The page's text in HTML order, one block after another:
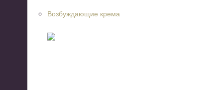
Возбуждающие крема